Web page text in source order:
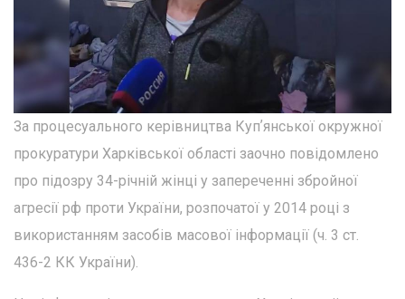
За процесуального керівництва Купʼянської окружної
прокуратури Харківської області заочно повідомлено
про підозру 34-річній жінці у запереченні збройної
агресії рф проти України, розпочатої у 2014 році з
використанням засобів масової інформації (ч. 3 ст.
436-2 КК України).